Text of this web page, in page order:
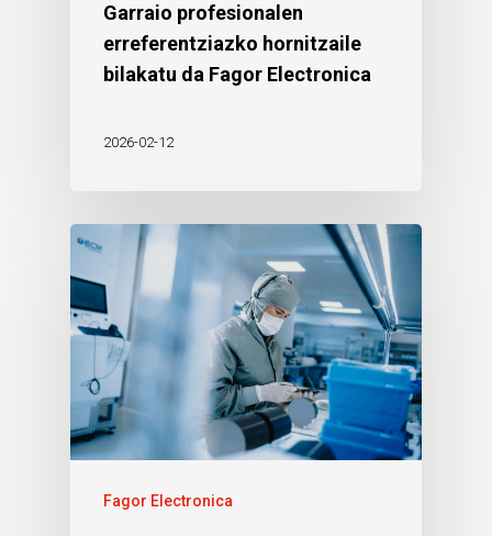
Garraio profesionalen
erreferentziazko hornitzaile
bilakatu da Fagor Electronica
2026-02-12
Fagor Electronica